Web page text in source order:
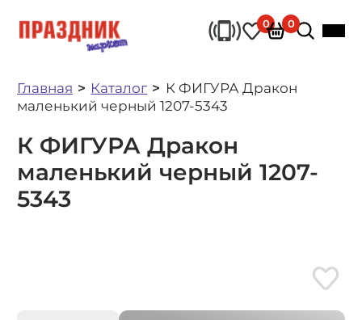
0 0
Главная Каталог
К ФИГУРА Дракон
маленький черный 1207-5343
К ФИГУРА Дракон
маленький черный 1207-
5343